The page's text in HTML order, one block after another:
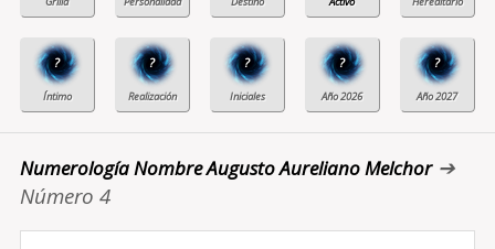
? ? ? ? ?
Numerología Nombre Augusto Aureliano Melchor➔
Número 4